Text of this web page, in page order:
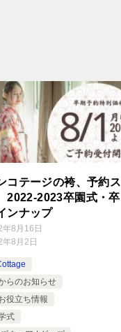
コテージの袴、予約ス
卒園式・卒
ンナップ
年8月16日
年8月2日
らのお知らせ
役立ち情報
式